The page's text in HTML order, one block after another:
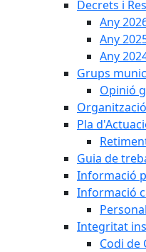
Decrets i
Any
Any
Any
Grups
Opinió
Pla
Guia de
Informació
Informació
Integritat
Codi de